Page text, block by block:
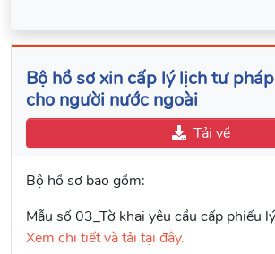
Bộ hồ sơ xin cấp lý lịch tư
cho người nước ngoài
Tải về
Bộ hồ sơ bao gồm:
Mẫu số 03_Tờ khai yêu cầu cấp phiếu
Xem chi tiết và tải tại đây.